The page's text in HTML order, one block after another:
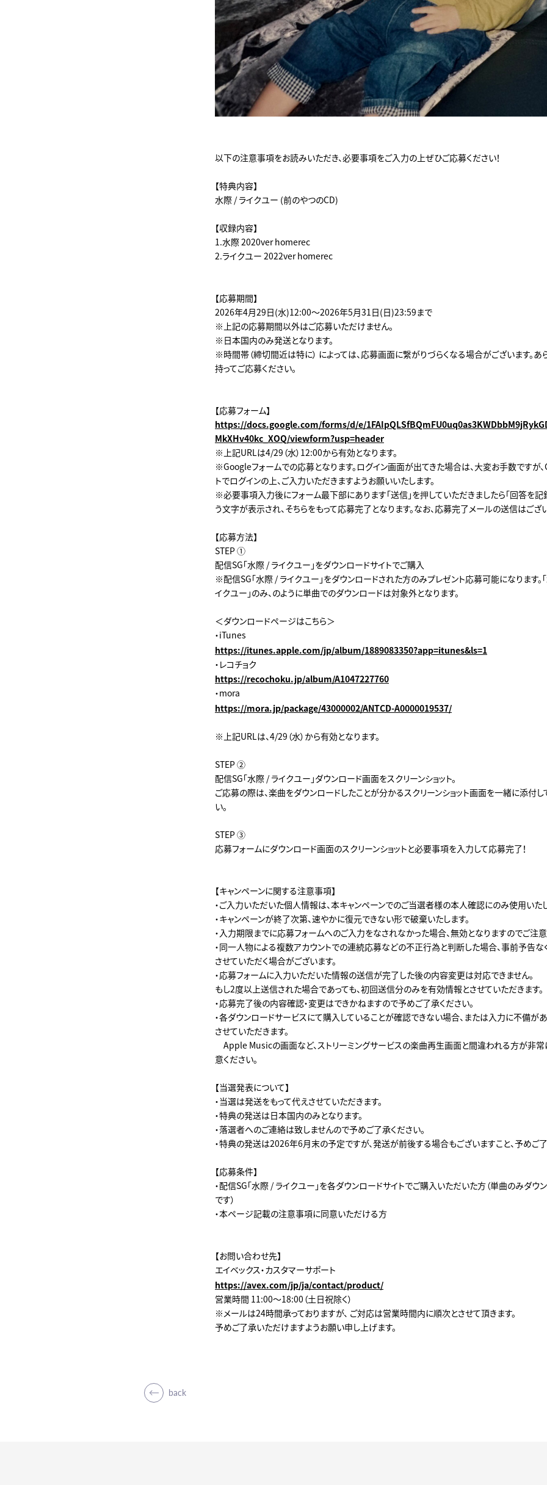
以下の注意事項をお読みいただき、必要事項をご入力の上ぜひご応募ください！
【特典内容】
水際 / ライクユー (前のやつのCD)
【収録内容】
1.水際 2020ver homerec
2.ライクユー 2022ver homerec
【応募期間】
2026年4月29日(水)12:00～2026年5月31日(日)23:59まで
※上記の応募期間以外はご応募いただけません。
※日本国内のみ発送となります。
※時間帯（締切間近は特に） によっては、応募画面に繋がりづらくなる場合がございます。
持ってご応募ください。
【応募フォーム】
https://docs.google.com/forms/d/e/
MkXHv40kc_XOQ/viewform?usp=header
※上記URLは4/29（水）12:00から有効となります。
※Googleフォームでの応募となります。ログイン画面が出てきた場合は、大変お手数ですが
トでログインの上、ご入力いただきますようお願いいたします。
※必要事項入力後にフォーム最下部にあります「送信」を押していただきましたら「回答を記
う文字が表示され、そちらをもって応募完了となります。なお、応募完了メールの送信はござ
【応募方法】
STEP ①
配信SG「水際 / ライクユー」をダウンロードサイトでご購入
※配信SG「水際 / ライクユー」をダウンロードされた方のみプレゼント応募可能になります。「
イクユー」のみ、のように単曲でのダウンロードは対象外となります。
＜ダウンロードページはこちら＞
・iTunes
https://itunes.apple.com/jp/album/1889083350?app=itunes&ls=1
・レコチョク
https://recochoku.jp/album/A1047227760
・mora
https://mora.jp/package/43000002/ANTCD-A0000019537/
※上記URLは、4/29（水）から有効となります。
STEP ②
配信SG「水際 / ライクユー」ダウンロード画面をスクリーンショット。
ご応募の際は、楽曲をダウンロードしたことが分かるスクリーンショット画面を一緒に添付し
い。
STEP ③
応募フォームにダウンロード画面のスクリーンショットと必要事項を入力して応募完了！
【キャンペーンに関する注意事項】
・ご入力いただいた個人情報は、本キャンペーンでのご当選者様の本人確認にのみ使用いたし
・キャンペーンが終了次第、速やかに復元できない形で破棄いたします。
・入力期限までに応募フォームへのご入力をなされなかった場合、無効となりますのでご注意
・同一人物による複数アカウントでの連続応募などの不正行為と判断した場合、事前予告な
させていただく場合がございます。
・応募フォームに入力いただいた情報の送信が完了した後の内容変更は対応できません。
もし2度以上送信された場合であっても、初回送信分のみを有効情報とさせていただきます。
・応募完了後の内容確認・変更はできかねますので予めご了承ください。
・各ダウンロードサービスにて購入していることが確認できない場合、または入力に不備が
させていただきます。
Apple Musicの画面など、ストリーミングサービスの楽曲再生画面と間違われる方が非常
意ください。
【当選発表について】
・当選は発送をもって代えさせていただきます。
・特典の発送は日本国内のみとなります。
・落選者へのご連絡は致しませんので予めご了承ください。
・特典の発送は2026年6月末の予定ですが、発送が前後する場合もございますこと、予めご了
【応募条件】
・配信SG「水際 / ライクユー」を各ダウンロードサイトでご購入いただいた方（単曲のみダウ
です）
・本ページ記載の注意事項に同意いただける方
【お問い合わせ先】
エイベックス・カスタマーサポート
https://avex.com/jp/ja/contact/product/
営業時間 11:00～18:00（土日祝除く）
※メールは24時間承っておりますが、 ご対応は営業時間内に順次とさせて頂きます。
予めご了承いただけますようお願い申し上げます。
back